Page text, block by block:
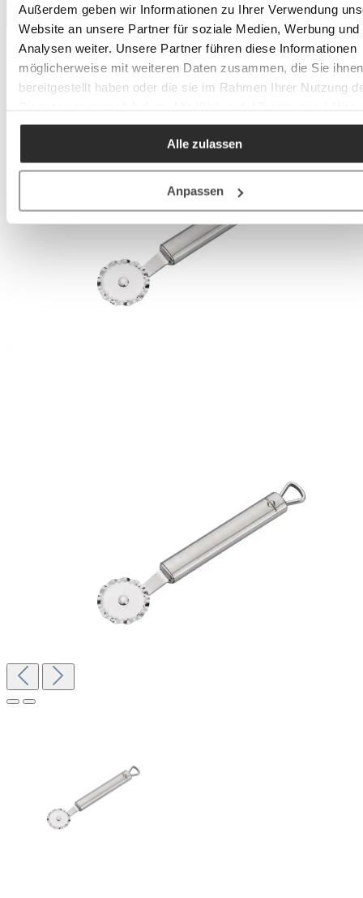
Außerdem geben wir Informationen zu Ihrer Verwendung
Website an unsere Partner für soziale Medien, Werbung und
Analysen weiter. Unsere Partner führen diese Informationen
möglicherweise mit weiteren Daten zusammen, die Sie ihnen
bereitgestellt haben oder die sie im Rahmen Ihrer Nutzung
akzeptieren / etc.]“ erteilen Sie Ihre Einwilligung auch in die
Weitergabe über Ihr Verhalten in unserem Shop an unseren
Partner, die shopware AG (Ebbinghoff 10, 48624
Deutschland), die diese Daten Ihnen nicht persönlich
Produktverbesserungen, Marktverhaltensanalysen)
Alle zulassen
Anpassen